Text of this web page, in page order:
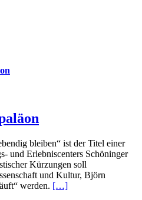
bleiben“ ist der Titel einer
und Erlebniscenters Schöninger
Kürzungen soll
und Kultur, Björn
werden. […]